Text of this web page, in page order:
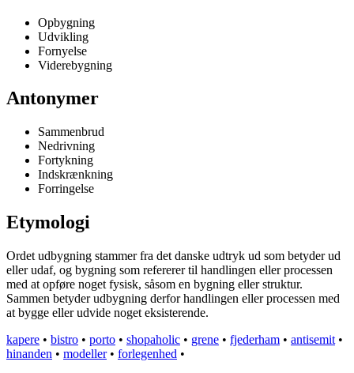
Opbygning
Udvikling
Fornyelse
Viderebygning
Antonymer
Sammenbrud
Nedrivning
Fortykning
Indskrænkning
Forringelse
Etymologi
Ordet udbygning stammer fra det danske udtryk ud som betyder ud
eller udaf, og bygning som refererer til handlingen eller processen
med at opføre noget fysisk, såsom en bygning eller struktur.
Sammen betyder udbygning derfor handlingen eller processen med
at bygge eller udvide noget eksisterende.
kapere • bistro • porto • shopaholic • grene • fjederham • antisemit •
hinanden • modeller• forlegenhed •